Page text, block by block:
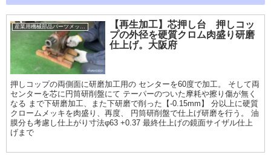
【再生加工】芯押し台 押しコッ
プの外径を硬質クロム肉盛り研磨
仕上げ。大阪府
押しコップの両側面に研磨加工用の センターを60度で加工。 そして両
センターを芯に円筒研削盤にて テーパーのついた摩耗や擦り傷が無く
なる まで下研磨加工、また下研磨で削った【-0.15mm】 分以上に硬質
クロームメッキを肉盛り、再度、 円筒研削盤で仕上げ研磨を行う。 油
膜分も考慮し仕上がり寸法φ63 +0.37 最終仕上げの鏡面サイザル仕上
げまで